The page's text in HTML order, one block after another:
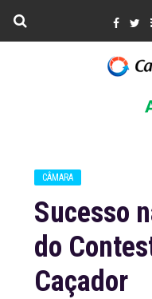
CÂMARA
Sucesso
do
Caçador